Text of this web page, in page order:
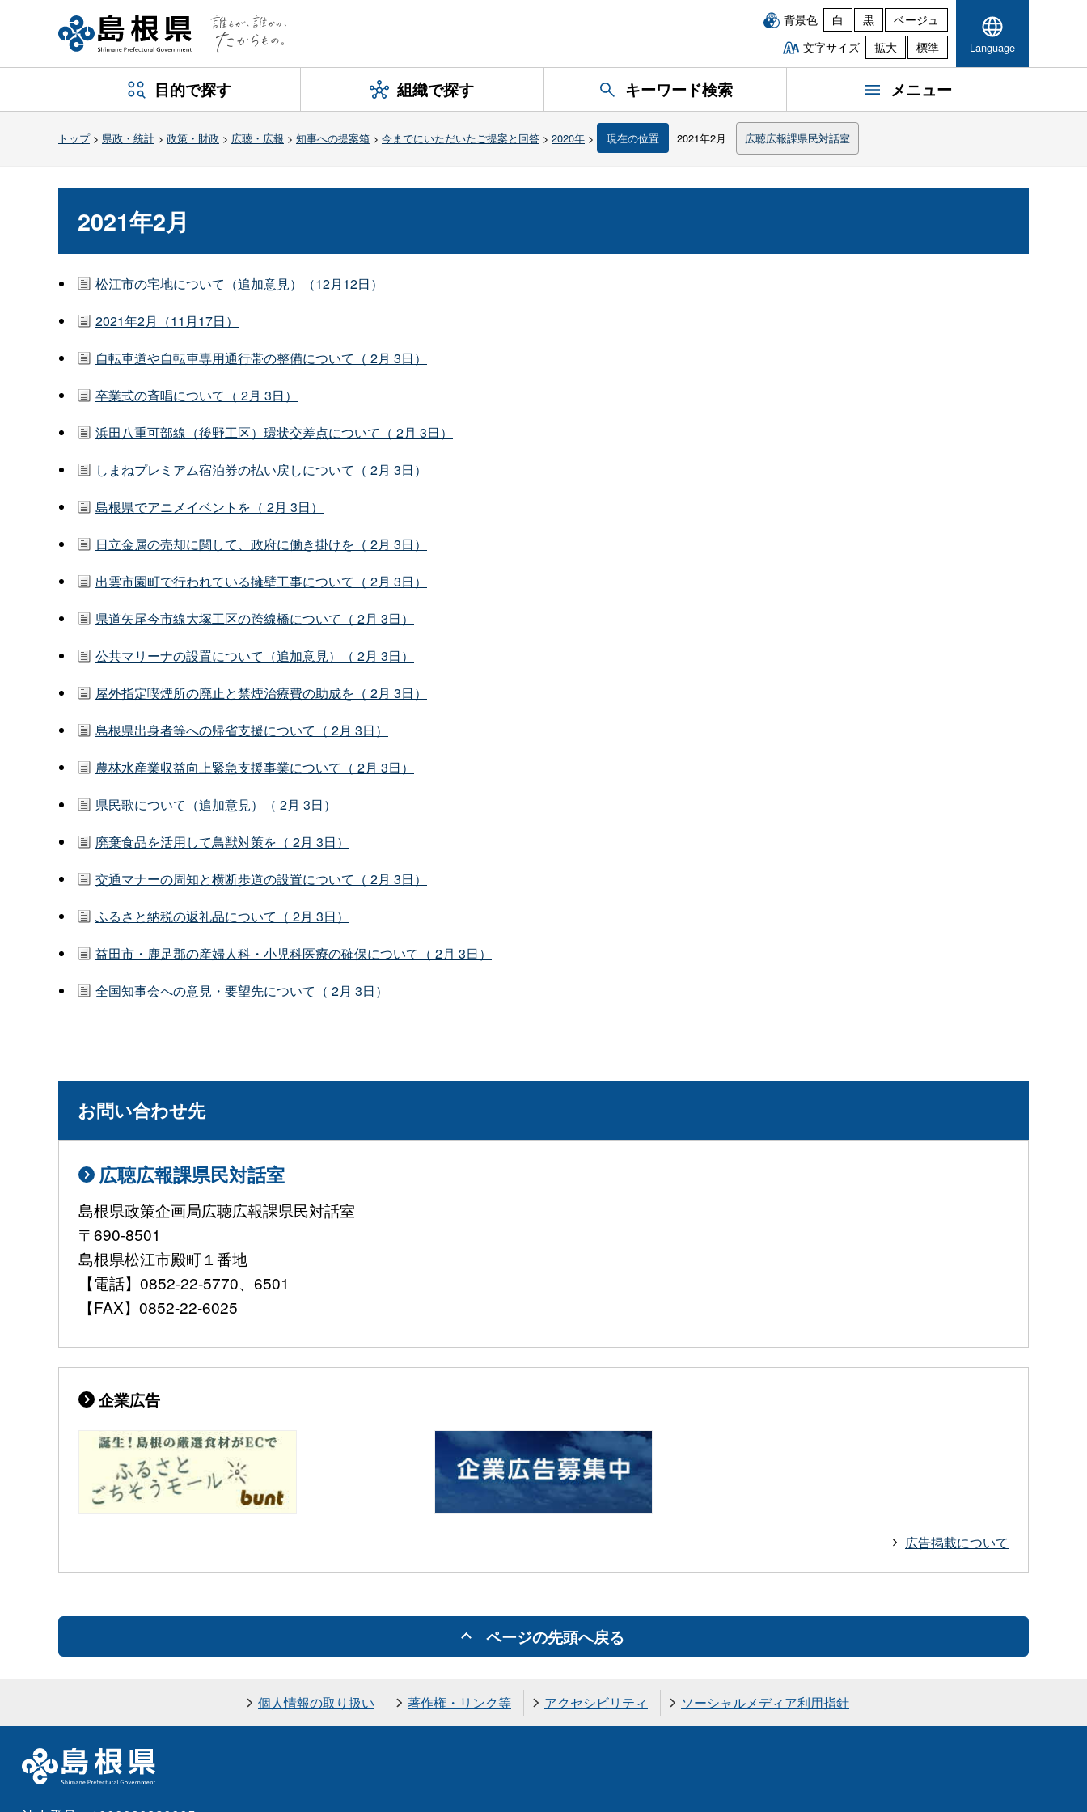
背景色 白 黒
ベージュ
文字サイズ
拡大 標準 Language
目的で探す 組織で探す キーワード検索 メニュー
トップ> 県政・統計 > 政策・財政 > 広聴・広報 > 知事への提案箱 > 今までにいただいたご提案と回答 > 2020年 > 現在の位置 2021年2月 広聴広報課県民対話室
2021年2月
松江市の宅地について（追加意見）（12月12日）
2021年2月（11月17日）
自転車道や自転車専用通行帯の整備について（ 2月 3日）
卒業式の斉唱について（ 2月 3日）
浜田八重可部線（後野工区）環状交差点について（ 2月 3日）
しまねプレミアム宿泊券の払い戻しについて（ 2月 3日）
島根県でアニメイベントを（ 2月 3日）
日立金属の売却に関して、政府に働き掛けを（ 2月 3日）
出雲市園町で行われている擁壁工事について（ 2月 3日）
県道矢尾今市線大塚工区の跨線橋について（ 2月 3日）
公共マリーナの設置について（追加意見）（ 2月 3日）
屋外指定喫煙所の廃止と禁煙治療費の助成を（ 2月 3日）
島根県出身者等への帰省支援について（ 2月 3日）
農林水産業収益向上緊急支援事業について（ 2月 3日）
県民歌について（追加意見）（ 2月 3日）
廃棄食品を活用して鳥獣対策を（ 2月 3日）
交通マナーの周知と横断歩道の設置について（ 2月 3日）
ふるさと納税の返礼品について（ 2月 3日）
益田市・鹿足郡の産婦人科・小児科医療の確保について（ 2月 3日）
全国知事会への意見・要望先について（ 2月 3日）
お問い合わせ先
広聴広報課県民対話室
島根県政策企画局広聴広報課県民対話室
〒690-8501
島根県松江市殿町１番地
【電話】0852-22-5770、6501
【FAX】0852-22-6025
企業広告
広告掲載について
ページの先頭へ戻る
個人情報の取り扱い 著作権・リンク等 アクセシビリティ ソーシャルメディア利用指針